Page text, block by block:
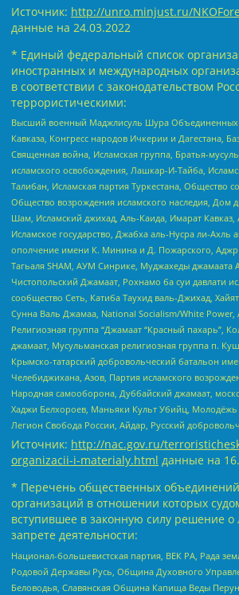
Источник: http://unro.minjust.ru/
данные на 24.03.2022
* Единый федеральный список
иностранных и международных
в соответствии с законодательством
террористическими:
Высший военный Маджлисуль Шура Объединенных
Кавказа, Конгресс народов Ичкерии и Дагестана,
Священная война, Исламская группа, Братья-
исламского освобождения, Лашкар-И-Тайба,
Талибан, Исламская партия Туркестана, Общество
Общество возрождения исламского наследия, Дом
Шам, Исламский джихад, Аль-Каида, Имарат
Исламское государство, Джабха аль-Нусра ли-
ополчение имени К. Минина и Д. Пожарского, Аджр
Тагьаля SHAM, АУМ Синрике, Муджахеды джамаата
Чистопольский Джамаат, Рохнамо ба суи давлати
сообщество Сеть, Катиба Таухид валь-Джихад,
Сунна Валь Джамаа, National Socialism/White Power,
Религиозная группа “Джамаат “Красный пахарь”,
джамаат, Мусульманская религиозная группа п.
Крымско-татарский добровольческий батальон
Челебиджихана, Азов, Партия исламского
Народная самооборона, Дуббайский джамаат,
Хаджи Белхороев, Маньяки Культ Убийц, Молодёжь
Легион Свобода России, Айдар, Русский
Источник: http://nac.gov.ru/
organizacii-i-materialy.html данные на
* Перечень общественных
организаций в отношении которых
вступившее в законную силу решение
запрете деятельности:
Национал-большевистская партия, ВЕК РА, Рада
Родовой Державы Русь, Община Духовного
Беловодья, Славянская Община Капища Веды